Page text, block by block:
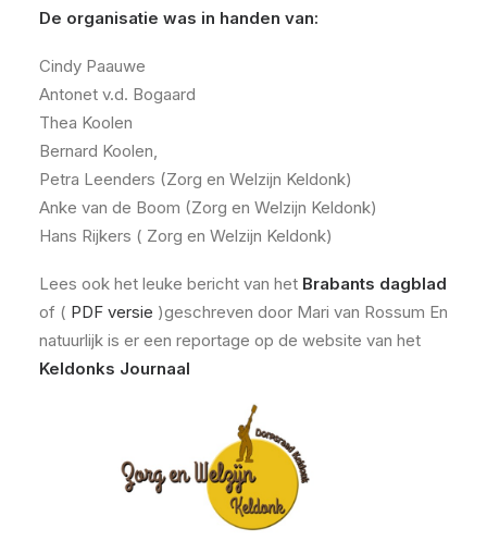
De organisatie was in handen van:
Cindy Paauwe
Antonet v.d. Bogaard
Thea Koolen
Bernard Koolen,
Petra Leenders (Zorg en Welzijn Keldonk)
Anke van de Boom (Zorg en Welzijn Keldonk)
Hans Rijkers ( Zorg en Welzijn Keldonk)
Lees ook het leuke bericht van het Brabants dagblad
of ( PDF versie )geschreven door Mari van Rossum En
natuurlijk is er een reportage op de website van het
Keldonks Journaal